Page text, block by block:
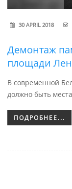
30 APRIL 2018
Демонтаж
площади
В современной
должно быть
ПОДРОБНЕЕ...